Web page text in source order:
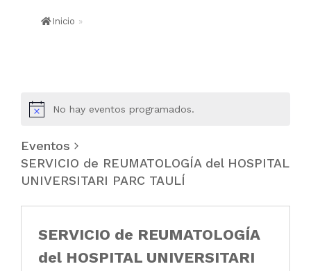
Inicio »
No hay eventos programados.
Eventos
SERVICIO de REUMATOLOGÍA del HOSPITAL
UNIVERSITARI PARC TAULÍ
SERVICIO de REUMATOLOGÍA
del HOSPITAL UNIVERSITARI